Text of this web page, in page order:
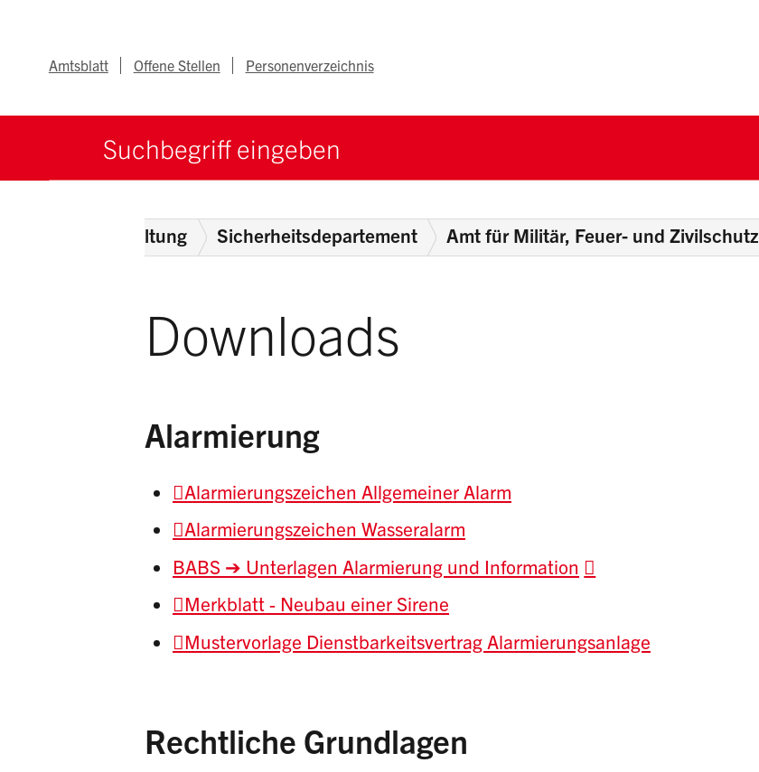
Metanav
Amtsblatt Offene Stellen Personenverzeichnis
Suchbegriff
Verwaltung Sicherheitsdepartement Amt für Militär, Feuer- und Zivilschutz
Downloads
Alarmierung
Alarmierungszeichen Allgemeiner Alarm
Alarmierungszeichen Wasseralarm
BABS ➔ Unterlagen Alarmierung und Information
Merkblatt - Neubau einer Sirene
Mustervorlage Dienstbarkeitsvertrag Alarmierungsanlage
Rechtliche Grundlagen